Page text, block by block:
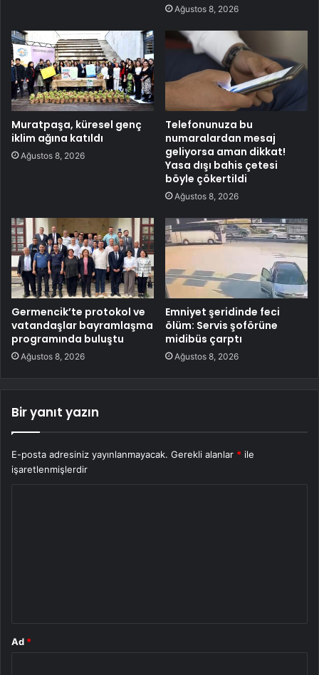
Ağustos 8, 2026
Muratpaşa, küresel genç
iklim ağına katıldı
Ağustos 8, 2026
Telefonunuza bu
numaralardan mesaj
geliyorsa aman dikkat!
Yasa dışı bahis çetesi
böyle çökertildi
Ağustos 8, 2026
Germencik’te protokol ve
vatandaşlar bayramlaşma
programında buluştu
Ağustos 8, 2026
Emniyet şeridinde feci
ölüm: Servis şoförüne
midibüs çarptı
Ağustos 8, 2026
Bir yanıt yazın
E-posta adresiniz yayınlanmayacak. Gerekli alanlar * ile
işaretlenmişlerdir
Ad *